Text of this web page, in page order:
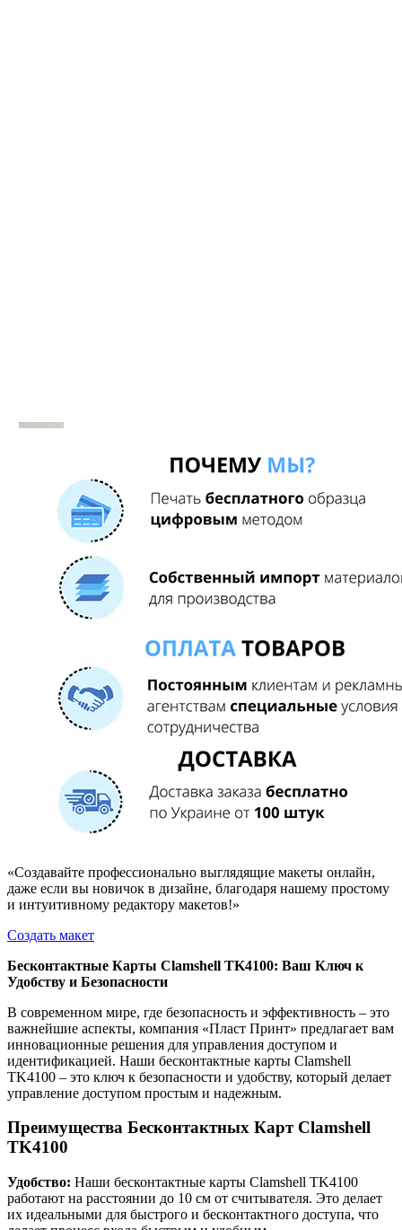
«Создавайте профессионально выглядящие макеты онлайн,
даже если вы новичок в дизайне, благодаря нашему простому
и интуитивному редактору макетов!»
Создать макет
Бесконтактные Карты Clamshell TK4100: Ваш Ключ к
Удобству и Безопасности
В современном мире, где безопасность и эффективность – это
важнейшие аспекты, компания «Пласт Принт» предлагает вам
инновационные решения для управления доступом и
идентификацией. Наши бесконтактные карты Clamshell
TK4100 – это ключ к безопасности и удобству, который делает
управление доступом простым и надежным.
Преимущества Бесконтактных Карт Clamshell
TK4100
Удобство: Наши бесконтактные карты Clamshell TK4100
работают на расстоянии до 10 см от считывателя. Это делает
их идеальными для быстрого и бесконтактного доступа, что